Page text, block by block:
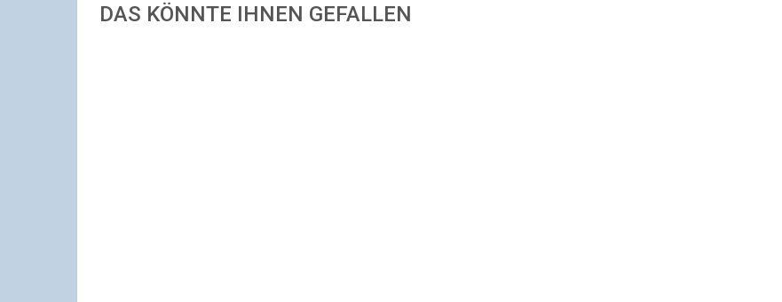
DAS KÖNNTE IHNEN GEFALLEN